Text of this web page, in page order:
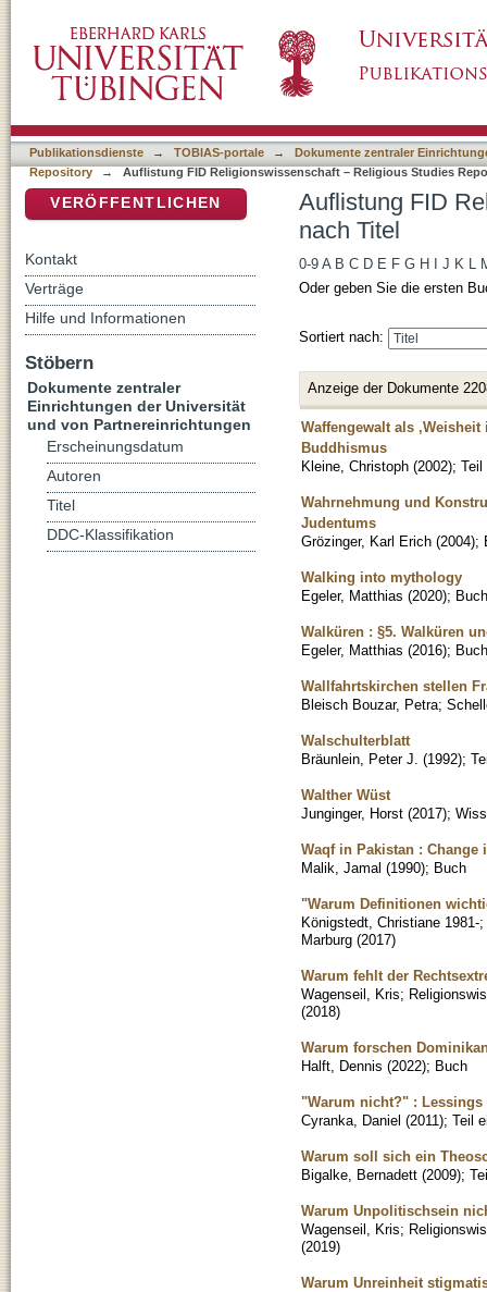
Publikationsdienste → TOBIAS-portale →
Dokumente zentraler
Repository
→ Auflistung FID Religionswissenschaft – Religious Studies
Auflistung FID
nach Titel
0-9 A B C D E F G H J K L
Oder geben Sie die ersten
Sortiert nach:
Anzeige der Dokumente
Waffengewalt als
Buddhismus
Kleine, Christoph (2002); Teil
Wahrnehmung und
Judentums
Grözinger, Karl Erich (2004);
Walking into mythology
Egeler, Matthias (2020); Buch
Walküren : §5. Walküren
Egeler, Matthias (2016); Buch
Wallfahrtskirchen stellen
Bleisch Bouzar, Petra;
Walschulterblatt
Bräunlein, Peter J. (1992);
Walther Wüst
Junginger, Horst (2017);
Waqf in Pakistan :
Malik, Jamal (1990); Buch
"Warum Definitionen
Königstedt, Christiane 1981-;
Marburg (2017)
Warum fehlt der
Wagenseil, Kris;
(2018)
Warum forschen
Halft, Dennis (2022); Buch
"Warum nicht?" : Lessings
Cyranka, Daniel (2011); Teil
Warum soll sich ein
Bigalke, Bernadett (2009);
Warum Unpolitischsein
Wagenseil, Kris;
(2019)
Warum Unreinheit
VERÖFFENTLICHEN
Kontakt
Verträge
Hilfe und Informationen
Stöbern
Dokumente zentraler
Einrichtungen der Universität
und von Partnereinrichtungen
Erscheinungsdatum
Autoren
Titel
DDC-Klassifikation